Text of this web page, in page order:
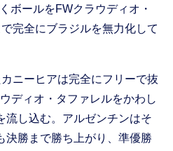
ボールをFWクラウディオ・
完全にブラジルを無力化して
ニーヒアは完全にフリーで抜
ディオ・タファレルをかわし
流し込む。アルゼンチンはそ
決勝まで勝ち上がり、準優勝